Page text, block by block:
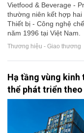
Vietfood & Beverage -
thường niên kết hợp
Thiết bị - Công nghệ
năm 1996 tại Việt Nam.
Thương hiệu - Giao thương
Hạ tầng vùng
thể phát triển